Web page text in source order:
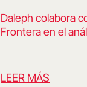
Daleph colabora
Frontera en el
LEER MÁS